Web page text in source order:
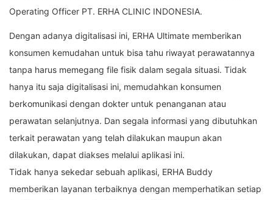
Operating Officer PT. ERHA CLINIC INDONESIA.
Dengan adanya digitalisasi ini, ERHA Ultimate memberikan
konsumen kemudahan untuk bisa tahu riwayat perawatannya
tanpa harus memegang file fisik dalam segala situasi. Tidak
hanya itu saja digitalisasi ini, memudahkan konsumen
berkomunikasi dengan dokter untuk penanganan atau
perawatan selanjutnya. Dan segala informasi yang dibutuhkan
terkait perawatan yang telah dilakukan maupun akan
dilakukan, dapat diakses melalui aplikasi ini.
Tidak hanya sekedar sebuah aplikasi, ERHA Buddy
memberikan layanan terbaiknya dengan memperhatikan setiap